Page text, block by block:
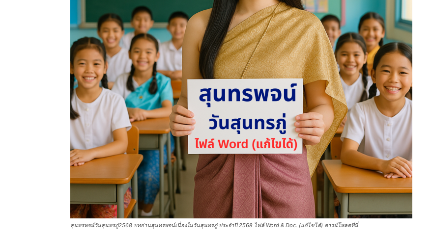
สุนทรพจน์วันสุนทรภู่2568 บทอ่านสุนทรพจน์เนื่องในวันสุนทรภู่ ประจำปี 2568 ไฟล์ Word & Doc. (แก้ไขได้) ดาวน์โหลดที่นี่